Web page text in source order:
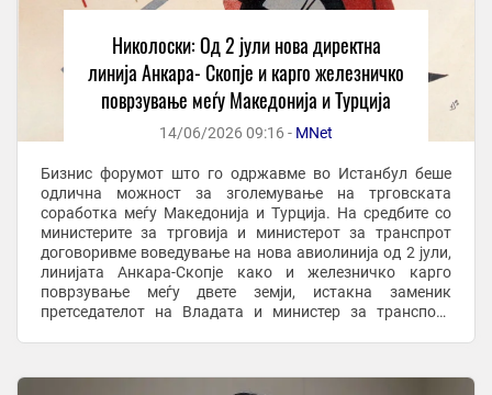
Николоски: Од 2 јули нова директна
линија Анкара- Скопје и карго железничко
поврзување меѓу Македонија и Турција
14/06/2026 09:16 - MNet
Бизнис форумот што го одржавме во Истанбул беше
одлична можност за зголемување на трговската
соработка меѓу Македонија и Турција. На средбите со
министерите за трговија и министерот за транспрот
договоривме воведување на нова авиолинија од 2 јули,
линијата Анкара-Скопје како и железничко карго
поврзување меѓу двете земји, истакна заменик
претседателот на Владата и министер за транспорт